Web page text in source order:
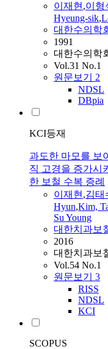
이재현,이형
Hyeung-sik,
대한수의학
1991
대한수의학
Vol.31 No.1
원문보기 2
NDSL
DBpia
KCI등재
과도한 마모를 보
직 고경을 증가시
한 보철 수복 증례
이재현,김태
Hyun,Kim,
Su Young
대한치과보
2016
대한치과보
Vol.54 No.1
원문보기 3
RISS
NDSL
KCI
SCOPUS